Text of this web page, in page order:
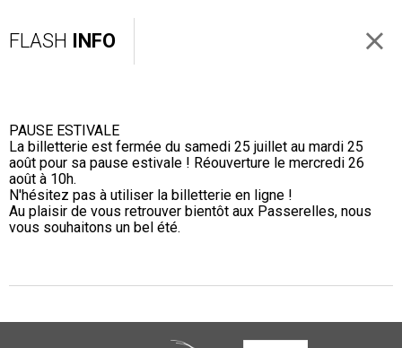
FLASH INFO
PAUSE ESTIVALE
La billetterie est fermée du samedi 25 juillet au mardi 25
août pour sa pause estivale ! Réouverture le mercredi 26
août à 10h.
N'hésitez pas à utiliser la billetterie en ligne !
Au plaisir de vous retrouver bientôt aux Passerelles, nous
vous souhaitons un bel été.